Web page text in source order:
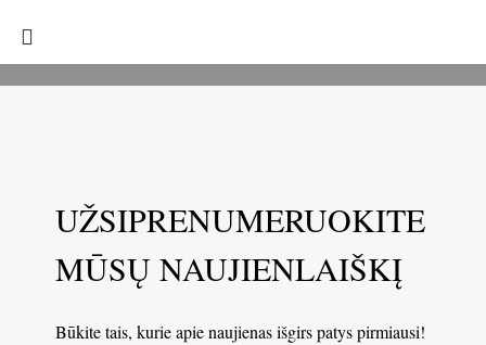
UŽSIPRENUMERUOKITE
MŪSŲ NAUJIENLAIŠKĮ
Būkite tais, kurie apie naujienas išgirs patys pirmiausi!